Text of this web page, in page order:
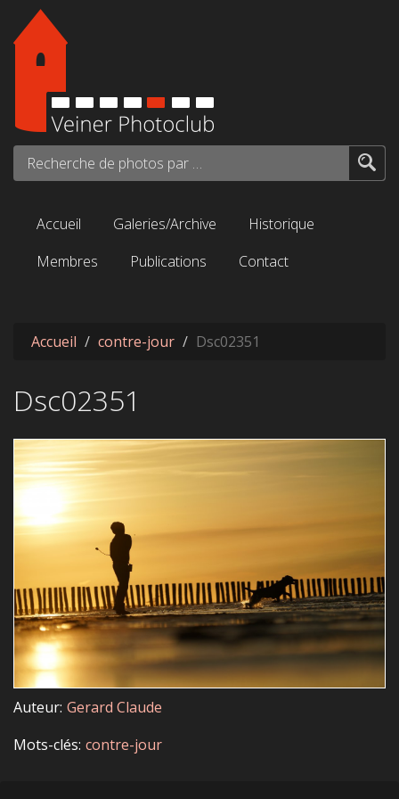
Aller au contenu principal
Recherche de photos par mots-clés...
Accueil Galeries/Archive
Historique
Membres
Publications Contact
Accueil contre-jour Dsc02351
Dsc02351
Auteur Gerard Claude
Mots-clés contre-jour